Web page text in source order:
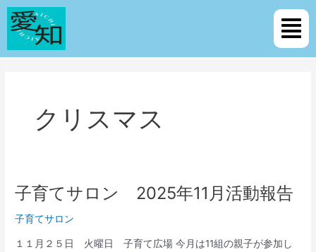
内
ス
メ
ニ
ュ
ー
クリスマス
子育てサロン 2025年11月活動報告
子育てサロン
１１月２５日 火曜日 子育て広場 今月は11組の親子が参加し
子
て